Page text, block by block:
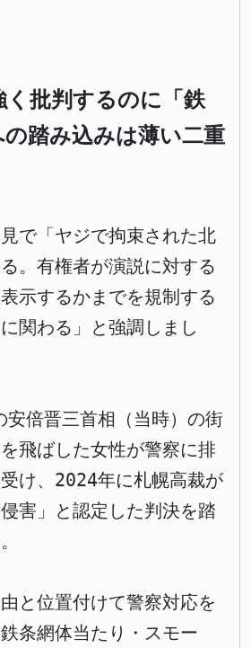
く批判するのに「鉄
踏み込みは薄い二重
で「ヤジで拘束された北
。有権者が演説に対する
示するかまでを規制する
関わる」と強調しまし
安倍晋三首相（当時）の街
飛ばした女性が警察に排
け、2024年に札幌高裁が
侵害」と認定した判決を踏
と位置付けて警察対応を
条網体当たり・スモー